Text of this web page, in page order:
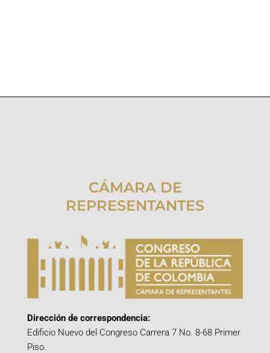
CÁMARA DE
REPRESENTANTES
Dirección de correspondencia:
Edificio Nuevo del Congreso Carrera 7 No. 8-68 Primer
Piso.